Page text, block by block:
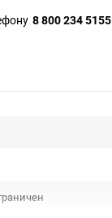
8 800 234 5155